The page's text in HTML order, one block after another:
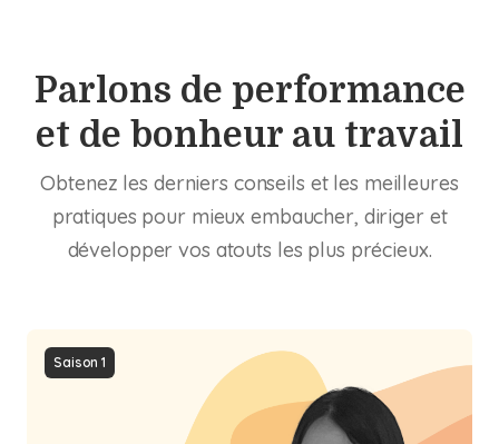
Parlons de performance
et de bonheur au travail
Obtenez les derniers conseils et les meilleures
pratiques pour mieux embaucher, diriger et
développer vos atouts les plus précieux.
Saison 1